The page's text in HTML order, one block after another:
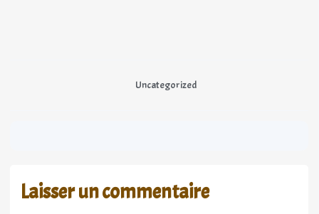
Uncategorized
Laisser un commentaire